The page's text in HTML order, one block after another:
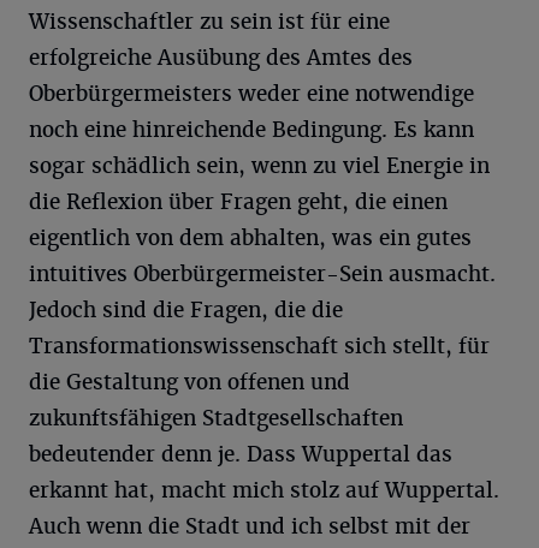
Wissenschaftler zu sein ist für eine
erfolgreiche Ausübung des Amtes des
Oberbürgermeisters weder eine notwendige
noch eine hinreichende Bedingung. Es kann
sogar schädlich sein, wenn zu viel Energie in
die Reflexion über Fragen geht, die einen
eigentlich von dem abhalten, was ein gutes
intuitives Oberbürgermeister-Sein ausmacht.
Jedoch sind die Fragen, die die
Transformationswissenschaft sich stellt, für
die Gestaltung von offenen und
zukunftsfähigen Stadtgesellschaften
bedeutender denn je. Dass Wuppertal das
erkannt hat, macht mich stolz auf Wuppertal.
Auch wenn die Stadt und ich selbst mit der